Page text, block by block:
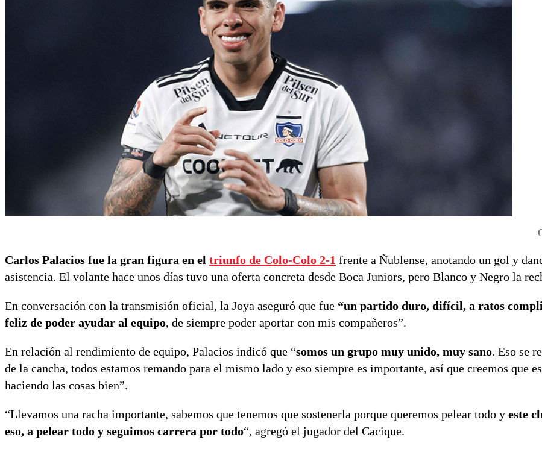
Carlos Palacios fue la gran figura en el triunfo de Colo-Colo 2-1 frente a Ñublense, anotando un gol y
asistencia. El volante hace unos días tuvo una oferta concreta desde Boca Juniors, pero Blanco y Negro la
En conversación con la transmisión oficial, la Joya aseguró que fue “un partido duro, difícil, a ratos
feliz de poder ayudar al equipo, de siempre poder aportar con mis compañeros”.
En relación al rendimiento de equipo, Palacios indicó que “somos un grupo muy unido, muy sano. Eso se
de la cancha, todos estamos remando para el mismo lado y eso siempre es importante, así que creemos que
haciendo las cosas bien”.
“Llevamos una racha importante, sabemos que tenemos que sostenerla porque queremos pelear todo y este
eso, a pelear todo y seguimos carrera por todo“, agregó el jugador del Cacique.